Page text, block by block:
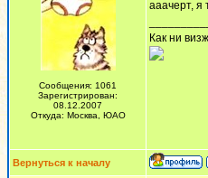
Сообщения: 1061
Зарегистрирован:
08.12.2007
Откуда: Москва, ЮАО
ааачерт, я
Как ни
Вернуться к началу